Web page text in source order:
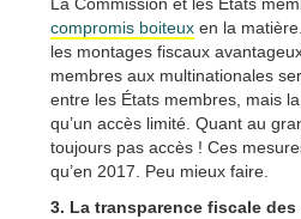
compromis boiteux en la
les montages fiscaux
membres aux multinationales
entre les États membres, mais
qu’un accès limité. Quant au
toujours pas accès ! Ces
qu’en 2017. Peu mieux faire.
3. La transparence fiscale